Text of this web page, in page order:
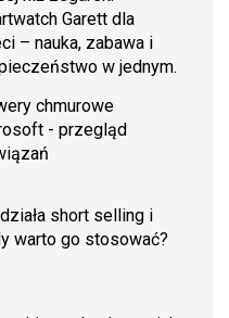
Garett dla
– nauka, zabawa i
w jednym.
chmurowe
- przegląd
short selling i
warto go stosować?